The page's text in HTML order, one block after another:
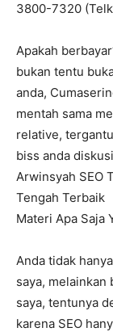
3800-7320
Apakah
bukan tentu
anda,
mentah sama
relative,
biss anda
Arwinsyah SEO
Tengah Terbaik
Materi Apa Saja
Anda tidak
saya, melainkan
saya, tentunya
karena SEO